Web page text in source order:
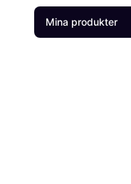
Mina produkter